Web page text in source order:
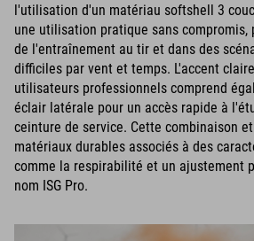
l'utilisation d'un matériau softshell 3
une utilisation pratique sans compromis,
de l'entraînement au tir et dans des
difficiles par vent et temps. L'accent
utilisateurs professionnels comprend
éclair latérale pour un accès rapide à
ceinture de service. Cette combinaison
matériaux durables associés à des
comme la respirabilité et un ajustement
nom ISG Pro.